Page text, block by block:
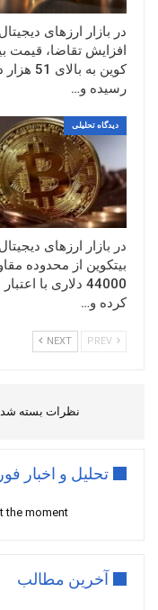
در بازار ارزهای
افزایش تقاضا، قیمت
کوین به بالای 51
رسیده و…
دیدگاه تحلیلی
در بازار ارزهای
بیتکوین از محدوده
44000 دلاری با
کرده و…
NEXT
نظرات بسته
تحلیل و اخبار
the moment.
آخرین مطالب